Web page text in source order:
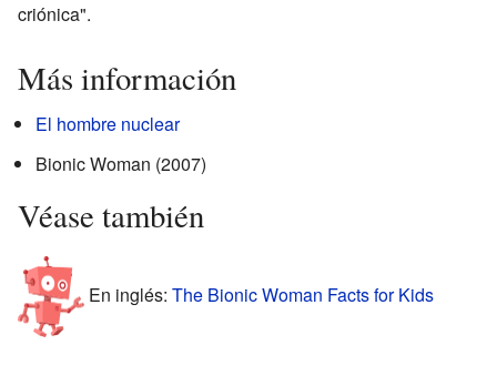
criónica".
Más información
El hombre nuclear
Bionic Woman (2007)
Véase también
En inglés: The Bionic Woman Facts for Kids